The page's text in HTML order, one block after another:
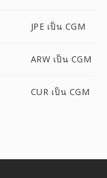
JPE เป็น CGM
ARW เป็น CGM
CUR เป็น CGM